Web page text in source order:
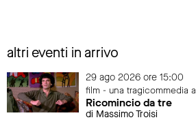
altri eventi in arrivo
29 ago 2026 ore 15:00
film - una tragicommedia
Ricomincio da tre
di Massimo Troisi